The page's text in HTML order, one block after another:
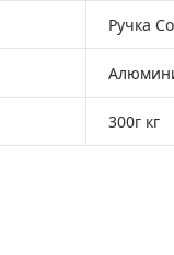
Ручка
300г кг